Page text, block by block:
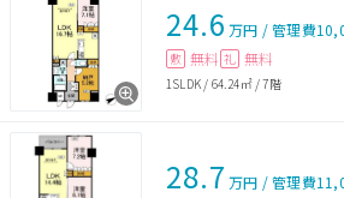
24.6 万円 /管理費
敷 無料 礼 無料
1SLDK / 64.24㎡/7階
28.7 万円 /管理費